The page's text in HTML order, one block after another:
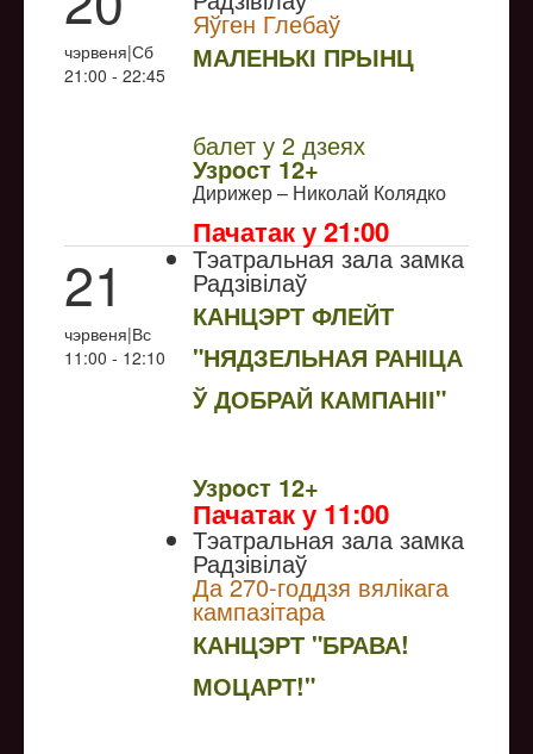
чэрвеня|Сб
21:00 - 22:45
Яўген Глебаў
МАЛЕНЬКІ ПРЫНЦ
балет у 2 дзеях
Узрoст 12+
Дирижер – Николай Колядко
Пачатак у 21:00
21
чэрвеня|Вс
11:00 - 12:10
Тэатральная зала замка
Радзівілаў
КАНЦЭРТ ФЛЕЙТ
"НЯДЗЕЛЬНАЯ РАНІЦА
Ў ДОБРАЙ КАМПАНІІ"
Узрoст 12+
Пачатак у 11:00
Тэатральная зала замка
Радзівілаў
Да 270-годдзя вялікага
кампазітара
КАНЦЭРТ "БРАВА!
МОЦАРТ!"